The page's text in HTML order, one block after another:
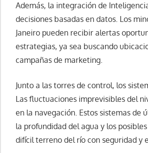
Además, la integración de
decisiones basadas en datos. Los
Janeiro pueden recibir alertas
estrategias, ya sea buscando
campañas de marketing.
Junto a las torres de control, los
Las fluctuaciones imprevisibles del
en la navegación. Estos sistemas de
la profundidad del agua y los
difícil terreno del río con seguridad y